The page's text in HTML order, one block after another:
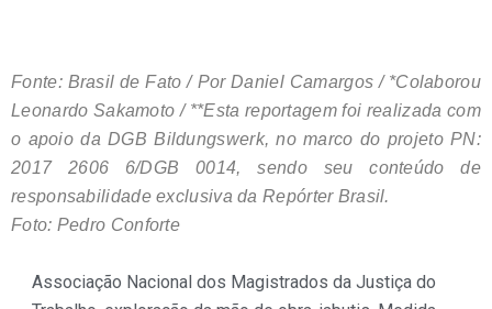
Fonte: Brasil de Fato / Por Daniel Camargos / *Colaborou
Leonardo Sakamoto / **Esta reportagem foi realizada com
o apoio da DGB Bildungswerk, no marco do projeto PN:
2017 2606 6/DGB 0014, sendo seu conteúdo de
responsabilidade exclusiva da Repórter Brasil.
Foto: Pedro Conforte
Associação Nacional dos Magistrados da Justiça do